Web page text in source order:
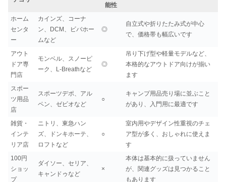
能性
ホーム
センタ
ー
カインズ、コーナ
ン、DCM、ビバホー
ムなど
◎
自立式や折りたたみ式が中心
で、価格帯も幅広いです
アウト
ドア専
門店
モンベル、スノーピ
ーク、L-Breathなど
◎
吊り下げ型や軽量モデルなど、
本格的なアウトドア向けが揃い
ます
スポー
ツ用品
店
スポーツデポ、アル
ペン、ゼビオなど
○
キャンプ用品売り場に並ぶこと
があり、入門用に最適です
雑貨・
インテ
リア店
ニトリ、東急ハン
ズ、ドンキホーテ、
ロフトなど
○
室内用やデザイン性重視のチェ
ア型が多く、おしゃれに使えま
す
100円
ショッ
プ
ダイソー、セリア、
キャンドゥなど
×
本体は基本的に扱っていません
が、関連グッズは見つかること
もあります